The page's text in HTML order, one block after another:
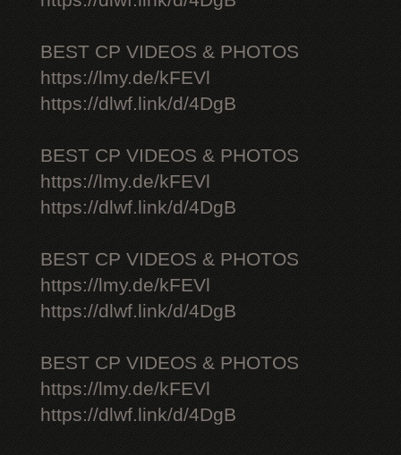
BEST CP VIDEOS & PHOTOS
https://lmy.de/kFEVl
https://dlwf.link/d/4DgB
BEST CP VIDEOS & PHOTOS
https://lmy.de/kFEVl
https://dlwf.link/d/4DgB
BEST CP VIDEOS & PHOTOS
https://lmy.de/kFEVl
https://dlwf.link/d/4DgB
BEST CP VIDEOS & PHOTOS
https://lmy.de/kFEVl
https://dlwf.link/d/4DgB